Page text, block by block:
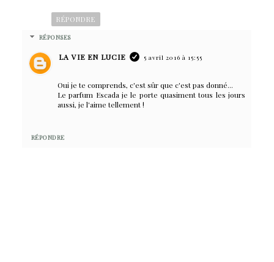
RÉPONDRE
RÉPONSES
LA VIE EN LUCIE 5 avril 2016 à 15:55
Oui je te comprends, c'est sûr que c'est pas donné...
Le parfum Escada je le porte quasiment tous les jours
aussi, je l'aime tellement !
RÉPONDRE